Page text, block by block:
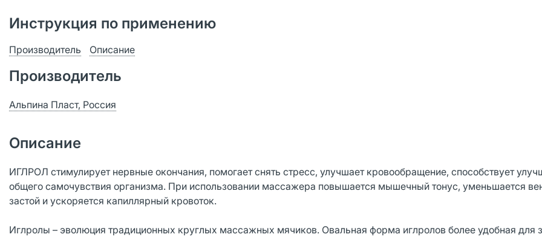
Инструкция по применению
Производитель Описание
Производитель
Альпина Пласт, Россия
Описание
ИГЛРОЛ стимулирует нервные окончания, помогает снять стресс, улучшает кровообращение, способствует
общего самочувствия организма. При использовании массажера повышается мышечный тонус, уменьшается
застой и ускоряется капиллярный кровоток.
Иглролы – эволюция традиционных круглых массажных мячиков. Овальная форма иглролов более удобная для